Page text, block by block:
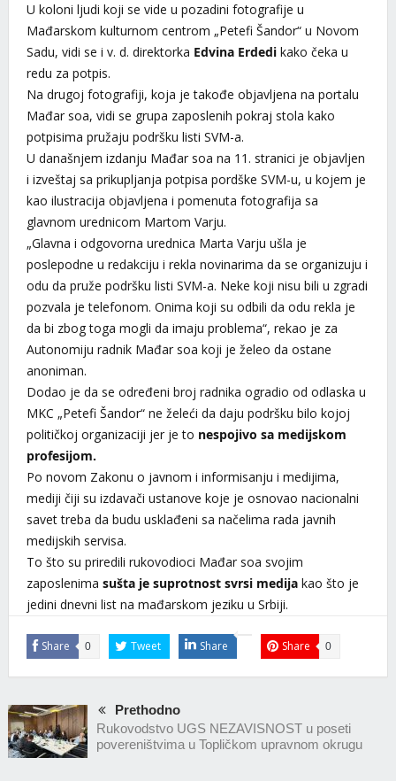
U koloni ljudi koji se vide u pozadini fotografije u
Mađarskom kulturnom centrom „Petefi Šandor“ u Novom
Sadu, vidi se i v. d. direktorka Edvina Erdedikako čeka u
redu za potpis.
Na drugoj fotografiji, koja je takođe objavljena na portalu
Mađar soa, vidi se grupa zaposlenih pokraj stola kako
potpisima pružaju podršku listi SVM-a.
U današnjem izdanju Mađar soa na 11. stranici je objavljen
i izveštaj sa prikupljanja potpisa pordške SVM-u, u kojem je
kao ilustracija objavljena i pomenuta fotografija sa
glavnom urednicom Martom Varju.
„Glavna i odgovorna urednica Marta Varju ušla je
poslepodne u redakciju i rekla novinarima da se organizuju i
odu da pruže podršku listi SVM-a. Neke koji nisu bili u zgradi
pozvala je telefonom. Onima koji su odbili da odu rekla je
da bi zbog toga mogli da imaju problema“, rekao je za
Autonomiju radnik Mađar soa koji je želeo da ostane
anoniman.
Dodao je da se određeni broj radnika ogradio od odlaska u
MKC „Petefi Šandor“ ne želeći da daju podršku bilo kojoj
političkoj organizaciji jer je to nespojivo sa medijskom
profesijom.
Po novom Zakonu o javnom i informisanju i medijima,
mediji čiji su izdavači ustanove koje je osnovao nacionalni
savet treba da budu usklađeni sa načelima rada javnih
medijskih servisa.
To što su priredili rukovodioci Mađar soa svojim
zaposlenima sušta je suprotnost svrsi medijakao što je
jedini dnevni list na mađarskom jeziku u Srbiji.
Share 0 Tweet Share Share 0
Prethodno
Rukovodstvo UGS NEZAVISNOST u poseti
povereništvima u Topličkom upravnom okrugu